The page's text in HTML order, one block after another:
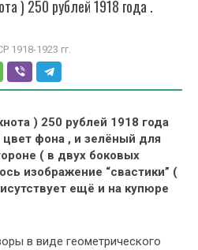
) 250 рублей 1918 года .
1918-1923 гг.
) 250 рублей 1918 года
фона , и зелёный для
( в двух боковых
изображение “свастики” (
ещё и на купюре
в виде геометрического